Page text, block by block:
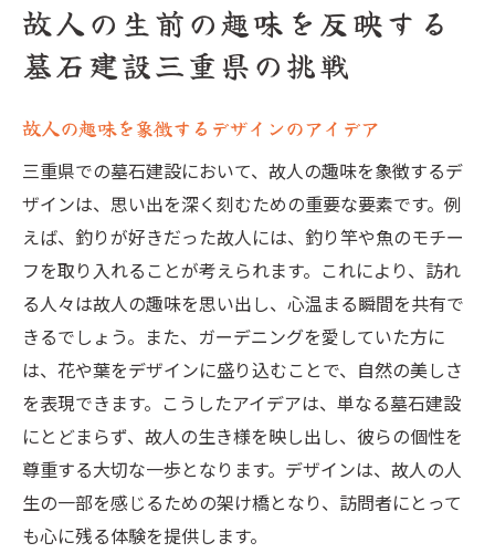
故人の生前の趣味を反映する
墓石建設三重県の挑戦
故人の趣味を象徴するデザインのアイデア
三重県での墓石建設において、故人の趣味を象徴するデ
ザインは、思い出を深く刻むための重要な要素です。例
えば、釣りが好きだった故人には、釣り竿や魚のモチー
フを取り入れることが考えられます。これにより、訪れ
る人々は故人の趣味を思い出し、心温まる瞬間を共有で
きるでしょう。また、ガーデニングを愛していた方に
は、花や葉をデザインに盛り込むことで、自然の美しさ
を表現できます。こうしたアイデアは、単なる墓石建設
にとどまらず、故人の生き様を映し出し、彼らの個性を
尊重する大切な一歩となります。デザインは、故人の人
生の一部を感じるための架け橋となり、訪問者にとって
も心に残る体験を提供します。